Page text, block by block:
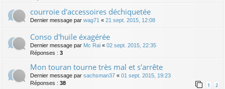
courroie d'accessoires déchiquetée
Dernier message par wag71 « 21 sept. 2015, 12:08
Conso d'huile éxagérée
Dernier message par Mc Rai « 02 sept. 2015, 22:35
Réponses : 3
Mon touran tourne très mal et s'arrête
Dernier message par sachsman37 « 01 sept. 2015, 19:23
Réponses : 38 1 2